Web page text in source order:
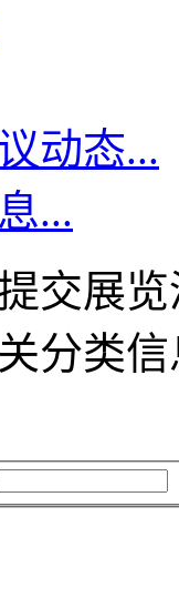
动态...
...
交展
分类